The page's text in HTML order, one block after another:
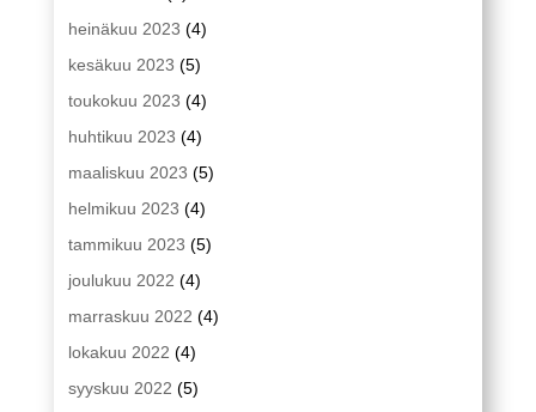
heinäkuu 2023 (4)
kesäkuu 2023 (5)
toukokuu 2023 (4)
huhtikuu 2023 (4)
maaliskuu 2023 (5)
helmikuu 2023 (4)
tammikuu 2023 (5)
joulukuu 2022 (4)
marraskuu 2022 (4)
lokakuu 2022 (4)
syyskuu 2022 (5)